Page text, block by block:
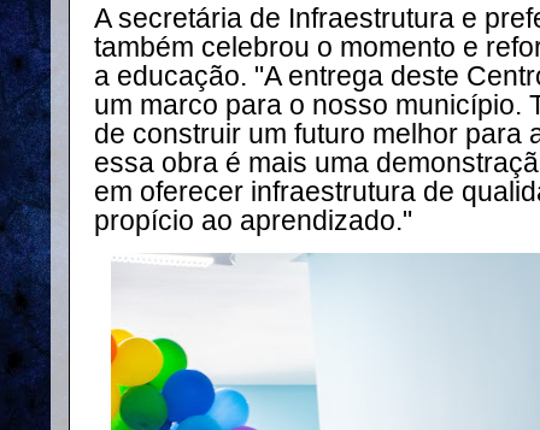
A secretária de Infraestrutura e
também celebrou o momento e
a educação. "A entrega deste
um marco para o nosso município.
de construir um futuro melhor para
essa obra é mais uma
em oferecer infraestrutura de
propício ao aprendizado."